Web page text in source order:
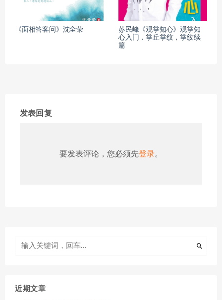
《面相答客问》沈全荣
苏民峰《观掌知心》观掌知
心入门，掌丘掌纹，掌纹续
篇
发表回复
要发表评论，您必须先登录。
近期文章